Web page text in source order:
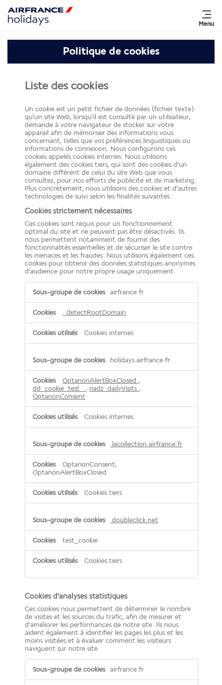
Menu
Politique de cookies
Liste des cookies
Un cookie est un petit fichier de données (fichier texte)
qu'un site Web, lorsqu'il est consulté par un utilisateur,
demande à votre navigateur de stocker sur votre
appareil afin de mémoriser des informations vous
concernant, telles que vos préférences linguistiques ou
informations de connexion. Nous configurons ces
cookies appelés cookies internes. Nous utilisons
également des cookies tiers, qui sont des cookies d'un
domaine différent de celui du site Web que vous
consultez, pour nos efforts de publicité et de marketing.
Plus concrètement, nous utilisons des cookies et d'autres
technologies de suivi selon les finalités suivantes :
Cookies strictement nécessaires
Ces cookies sont requis pour un fonctionnement
optimal du site et ne peuvent pas être désactivés. Ils
nous permettent notamment de fournir des
fonctionnalités essentielles et de sécuriser le site contre
les menaces et les fraudes. Nous utilisons également ces
cookies pour obtenir des données statistiques anonymes
d'audience pour notre propre usage uniquement.
Cookies
strictement
nécessaires
airfrance.fr
_detectRootDomain
Cookies internes
holidays.airfrance.fr
OptanonAlertBoxClosed ,
dd_cookie_test_ , nadz_dailyVisits ,
OptanonConsent
Cookies internes
lacollection.airfrance.fr
OptanonConsent,
OptanonAlertBoxClosed
Cookies tiers
doubleclick.net
test_cookie
Cookies tiers
Cookies d'analyses statistiques
Ces cookies nous permettent de déterminer le nombre
de visites et les sources du trafic, afin de mesurer et
d'améliorer les performances de notre site. Ils nous
aident également à identifier les pages les plus et les
moins visitées et à évaluer comment les visiteurs
naviguent sur notre site.
Cookies
d'analyses
statistiques
airfrance.fr